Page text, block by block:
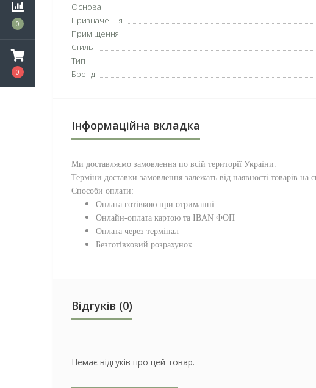
0
0
Основа
Призначення
Приміщення
Стиль
Тип
Бренд
Інформаційна вкладка
Ми доставляємо замовлення по всій території України.
Терміни доставки замовлення залежать від наявності товарів на
Способи оплати:
Оплата готівкою при отриманні
Онлайн-оплата картою та IBAN ФОП
Оплата через термінал
Безготівковий розрахунок
Відгуків (0)
Немає відгуків про цей товар.